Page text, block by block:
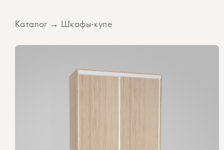
Каталог → Шкафы-купе